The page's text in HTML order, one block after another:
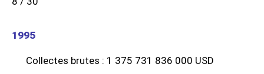
1995
Collectes brutes : 1 375 731 836 000 USD